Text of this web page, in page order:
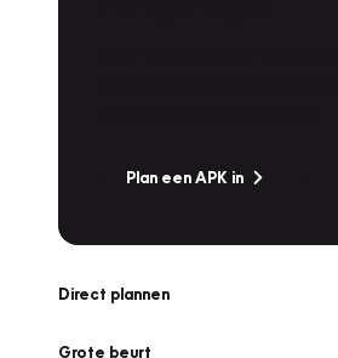
Plan een APK in
Direct plannen
Grote beurt